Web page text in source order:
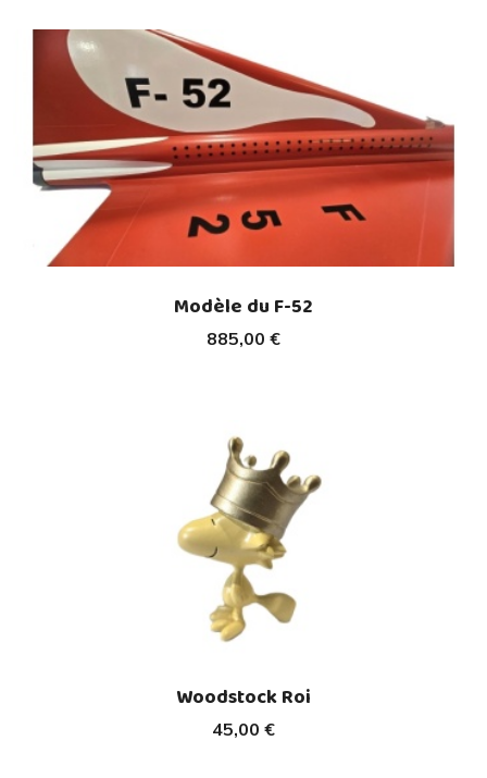
885,00 €
Modèle du F-52
45,00 €
Woodstock Roi